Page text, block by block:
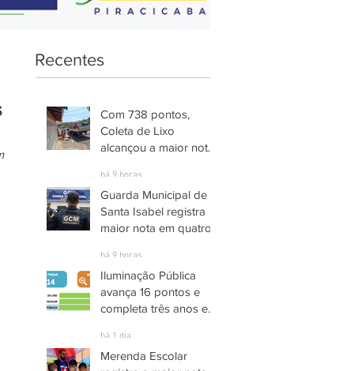
Recentes
Com 738 pontos,
Coleta de Lixo
alcançou a maior nota
avaliados em
Piracicaba
há 9 horas
Guarda Municipal de
Santa Isabel registra
maior nota em quatro
INDSAT
há 9 horas
Iluminação Pública
avança 16 pontos e
completa três anos em
Satisfação em
Itaquaquecetuba
há 1 dia
Merenda Escolar